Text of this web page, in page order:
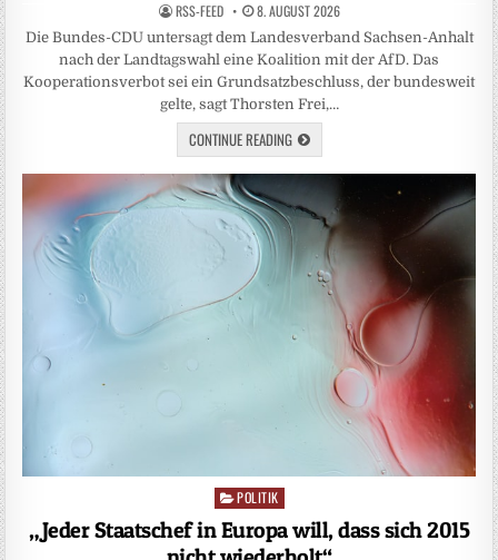
RSS-FEED 8. AUGUST 2026
Die Bundes-CDU untersagt dem Landesverband Sachsen-Anhalt
nach der Landtagswahl eine Koalition mit der AfD. Das
Kooperationsverbot sei ein Grundsatzbeschluss, der bundesweit
gelte, sagt Thorsten Frei,…
CONTINUE READING
Posted
in
POLITIK
„Jeder Staatschef in Europa will, dass sich 2015